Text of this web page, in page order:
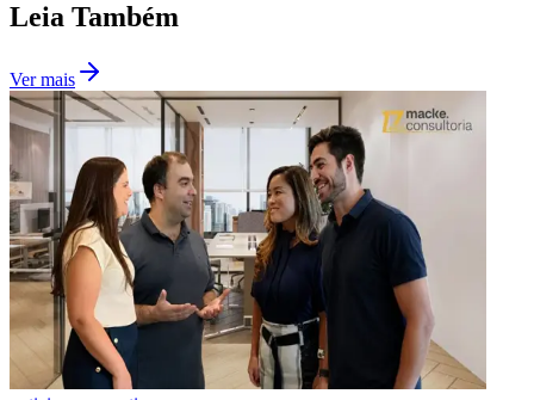
Atlético-MG
Leia Também
Ver mais